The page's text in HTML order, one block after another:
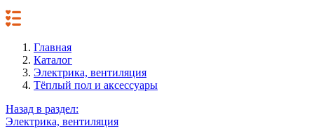
Главная
Каталог
Электрика, вентиляция
Тёплый пол и аксессуары
Назад в раздел:
Электрика, вентиляция